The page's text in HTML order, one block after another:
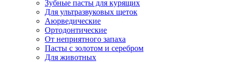
Зубные пасты для курящих
Для ультразвуковых щеток
Аюрведические
Ортодонтические
От неприятного запаха
Пасты с золотом и серебром
Для животных